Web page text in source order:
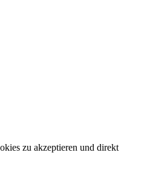
zu akzeptieren und direkt